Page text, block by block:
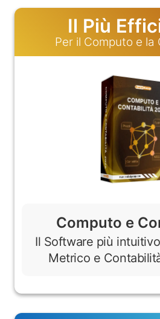
Il Più
Per il Computo e la
Computo e
Il Software più
Metrico e